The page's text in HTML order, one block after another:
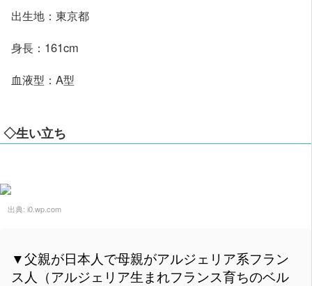
出生地：東京都
身長：161cm
血液型：A型
◇生い立ち
出典: i0.wp.com
▼父親が日本人で母親がアルジェリア系フラン
ス人（アルジェリア生まれフランス育ちのベル